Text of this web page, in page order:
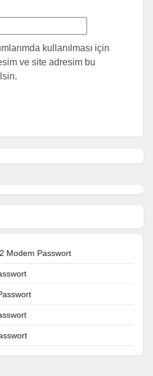
kullanılması için
ve site adresim bu
Modem Passwort